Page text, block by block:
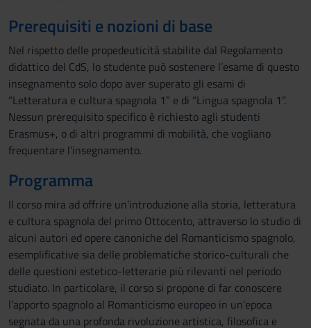
Prerequisiti e nozioni di base
Nel rispetto delle propedeuticità stabilite dal Regolamento
didattico del CdS, lo studente può sostenere l’esame di questo
insegnamento solo dopo aver superato gli esami di
“Letteratura e cultura spagnola 1” e di “Lingua spagnola 1”.
Nessun prerequisito specifico è richiesto agli studenti
Erasmus+, o di altri programmi di mobilità, che vogliano
frequentare l’insegnamento.
Programma
Il corso mira ad offrire un’introduzione alla storia, letteratura
e cultura spagnola del primo Ottocento, attraverso lo studio di
alcuni autori ed opere canoniche del Romanticismo spagnolo,
esemplificative sia delle problematiche storico-culturali che
delle questioni estetico-letterarie più rilevanti nel periodo
studiato. In particolare, il corso si propone di far conoscere
l’apporto spagnolo al Romanticismo europeo in un’epoca
segnata da una profonda rivoluzione artistica, filosofica e